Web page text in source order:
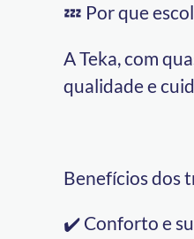
💤 Por que
A Teka, com
qualidade e
Benefícios dos
✔️ Conforto e